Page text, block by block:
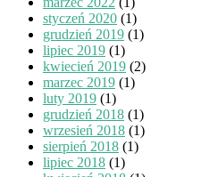
styczeń 2020 (1)
grudzień 2019 (1)
lipiec 2019 (1)
kwiecień 2019 (2)
marzec 2019 (1)
luty 2019 (1)
grudzień 2018 (1)
wrzesień 2018 (1)
sierpień 2018 (1)
lipiec 2018 (1)